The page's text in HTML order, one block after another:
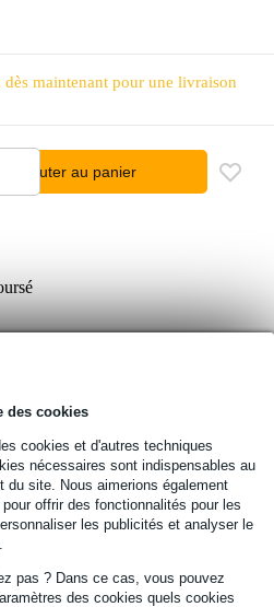
des cookies
cookies et d'autres techniques
nécessaires sont indispensables au
du site. Nous aimerions également
offrir des fonctionnalités pour les
les publicités et analyser le
pas ? Dans ce cas, vous pouvez
des cookies quels cookies
dès maintenant pour une livraison
Ajouter au panier